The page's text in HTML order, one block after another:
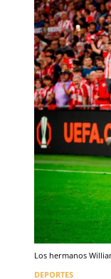
Los hermanos
DEPORTES